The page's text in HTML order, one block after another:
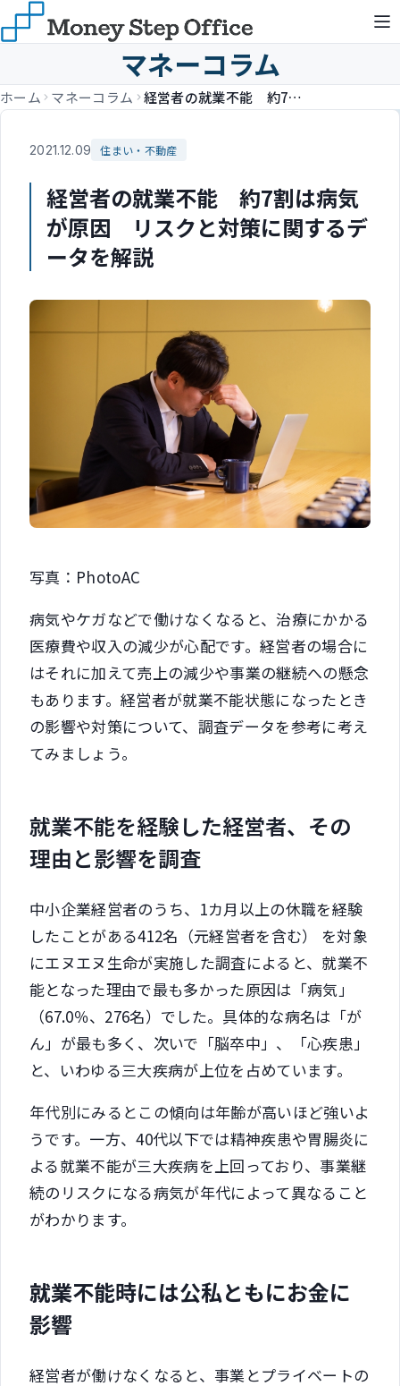
マネーコラム
ホーム マネーコラム 経営者の就業不能 約7割は病気が原因 リスクと対策に関するデータを解説
2021.12.09 住まい・不動産
経営者の就業不能 約7割は病気
が原因 リスクと対策に関するデ
ータを解説
写真：PhotoAC
病気やケガなどで働けなくなると、治療にかかる
医療費や収入の減少が心配です。経営者の場合に
はそれに加えて売上の減少や事業の継続への懸念
もあります。経営者が就業不能状態になったとき
の影響や対策について、調査データを参考に考え
てみましょう。
就業不能を経験した経営者、その
理由と影響を調査
中小企業経営者のうち、1カ月以上の休職を経験
したことがある412名（元経営者を含む） を対象
にエヌエヌ生命が実施した調査によると、就業不
能となった理由で最も多かった原因は「病気」
（67.0％、276名）でした。具体的な病名は「が
ん」が最も多く、次いで「脳卒中」、「心疾患」
と、いわゆる三大疾病が上位を占めています。
年代別にみるとこの傾向は年齢が高いほど強いよ
うです。一方、40代以下では精神疾患や胃腸炎に
よる就業不能が三大疾病を上回っており、事業継
続のリスクになる病気が年代によって異なること
がわかります。
就業不能時には公私ともにお金に
影響
経営者が働けなくなると、事業とプライベートの